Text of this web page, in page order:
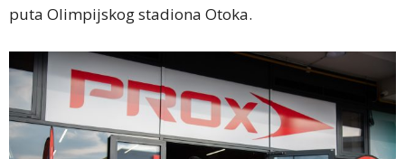
puta Olimpijskog stadiona Otoka.